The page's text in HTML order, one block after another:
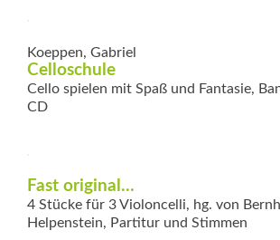
Koeppen, Gabriel
Celloschule
Cello spielen mit Spaß und Fantasie,
CD
Fast original…
4 Stücke für 3 Violoncelli, hg. von
Helpenstein, Partitur und Stimmen